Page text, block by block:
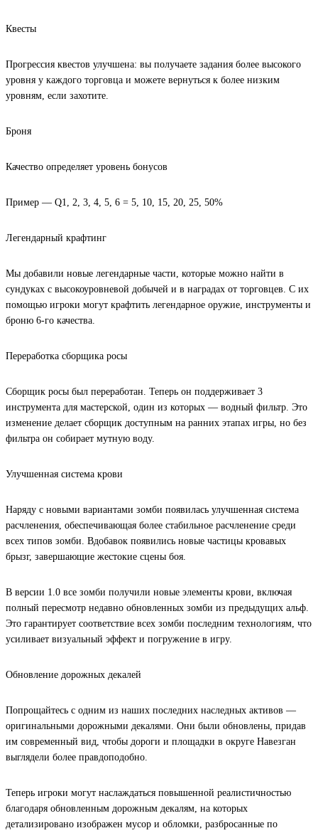
Квесты
Прогрессия квестов улучшена: вы получаете задания более высокого
уровня у каждого торговца и можете вернуться к более низким
уровням, если захотите.
Броня
Качество определяет уровень бонусов
Пример — Q1, 2, 3, 4, 5, 6 = 5, 10, 15, 20, 25, 50%
Легендарный крафтинг
Мы добавили новые легендарные части, которые можно найти в
сундуках с высокоуровневой добычей и в наградах от торговцев. С их
помощью игроки могут крафтить легендарное оружие, инструменты и
броню 6-го качества.
Переработка сборщика росы
Сборщик росы был переработан. Теперь он поддерживает 3
инструмента для мастерской, один из которых — водный фильтр. Это
изменение делает сборщик доступным на ранних этапах игры, но без
фильтра он собирает мутную воду.
Улучшенная система крови
Наряду с новыми вариантами зомби появилась улучшенная система
расчленения, обеспечивающая более стабильное расчленение среди
всех типов зомби. Вдобавок появились новые частицы кровавых
брызг, завершающие жестокие сцены боя.
В версии 1.0 все зомби получили новые элементы крови, включая
полный пересмотр недавно обновленных зомби из предыдущих альф.
Это гарантирует соответствие всех зомби последним технологиям, что
усиливает визуальный эффект и погружение в игру.
Обновление дорожных декалей
Попрощайтесь с одним из наших последних наследных активов —
оригинальными дорожными декалями. Они были обновлены, придав
им современный вид, чтобы дороги и площадки в округе Навезган
выглядели более правдоподобно.
Теперь игроки могут наслаждаться повышенной реалистичностью
благодаря обновленным дорожным декалям, на которых
детализировано изображен мусор и обломки, разбросанные по